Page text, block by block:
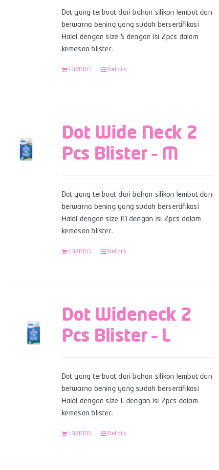
Dot yang terbuat dari bahan silikon lembut dan
berwarna bening yang sudah bersertifikasi
Halal dengan size S dengan isi 2pcs dalam
kemasan blister.
LAZADA Details
Dot Wide Neck 2
Pcs Blister – M
Dot yang terbuat dari bahan silikon lembut dan
berwarna bening yang sudah bersertifikasi
Halal dengan size M dengan isi 2pcs dalam
kemasan blister.
LAZADA Details
Dot Wideneck 2
Pcs Blister – L
Dot yang terbuat dari bahan silikon lembut dan
berwarna bening yang sudah bersertifikasi
Halal dengan size L dengan isi 2pcs dalam
kemasan blister.
LAZADA Details